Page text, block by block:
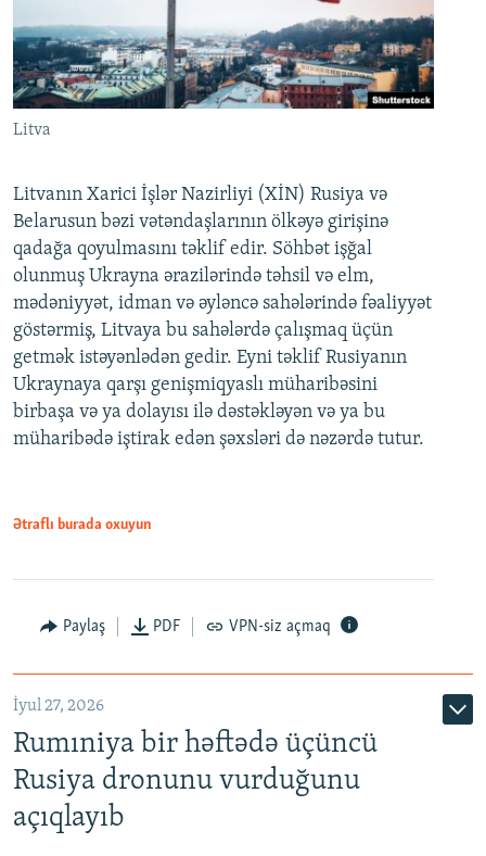
Litva
Litvanın Xarici İşlər Nazirliyi (XİN) Rusiya və
Belarusun bəzi vətəndaşlarının ölkəyə girişinə
qadağa qoyulmasını təklif edir. Söhbət işğal
olunmuş Ukrayna ərazilərində təhsil və elm,
mədəniyyət, idman və əyləncə sahələrində fəaliyyət
göstərmiş, Litvaya bu sahələrdə çalışmaq üçün
getmək istəyənlədən gedir. Eyni təklif Rusiyanın
Ukraynaya qarşı genişmiqyaslı müharibəsini
birbaşa və ya dolayısı ilə dəstəkləyən və ya bu
müharibədə iştirak edən şəxsləri də nəzərdə tutur.
Ətraflı burada oxuyun
Paylaş PDF VPN-siz açmaq
İyul 27, 2026
Rumıniya bir həftədə üçüncü
Rusiya dronunu vurduğunu
açıqlayıb